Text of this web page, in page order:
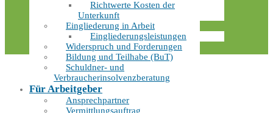
Richtwerte Kosten der
Unterkunft
Eingliederung in Arbeit
Eingliederungsleistungen
Widerspruch und Forderungen
Bildung und Teilhabe (BuT)
Schuldner- und
Verbraucherinsolvenzberatung
Für Arbeitgeber
Ansprechpartner
Vermittlungsauftrag